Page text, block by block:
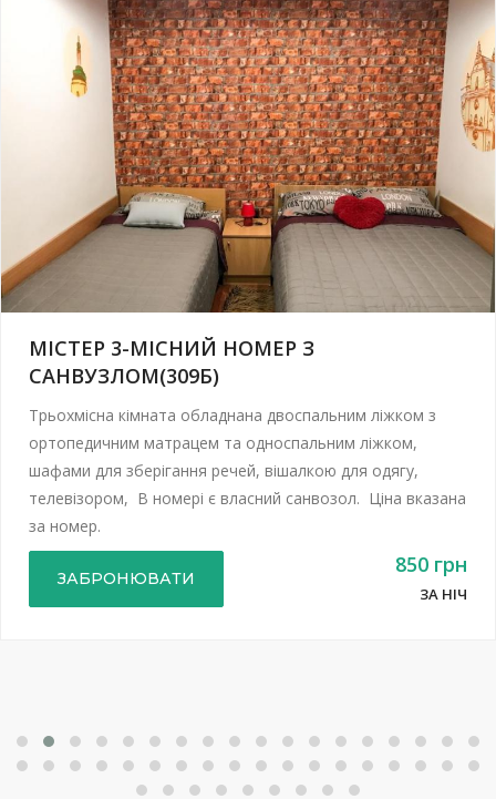
МІСТЕР 3-МІСНИЙ НОМЕР З
САНВУЗЛОМ(309Б)
Трьохмісна кімната обладнана двоспальним ліжком з
ортопедичним матрацем та односпальним ліжком,
шафами для зберігання речей, вішалкою для одягу,
телевізором, В номері є власний санвозол. Ціна вказана
за номер.
ЗАБРОНЮВАТИ
850 грн
ЗА НІЧ